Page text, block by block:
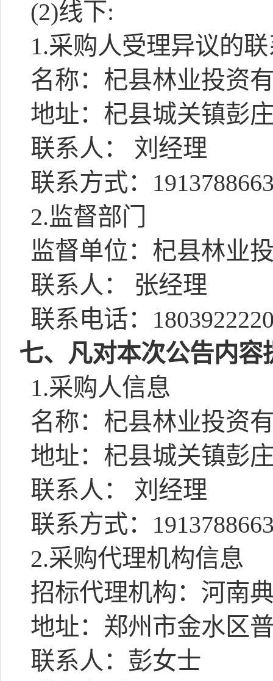
(2)线下:
1.采购人受理异议的
名称：杞县林业投资
地址：杞县城关镇彭
联系人： 刘经理
联系方式：
2.监督部门
监督单位：杞县林业
联系人： 张经理
联系电话：
七、凡对本次公告内
1.采购人信息
名称：杞县林业投资
地址：杞县城关镇彭
联系人： 刘经理
联系方式：
2.采购代理机构信息
招标代理机构：河南
地址：郑州市金水区
联系人：彭女士